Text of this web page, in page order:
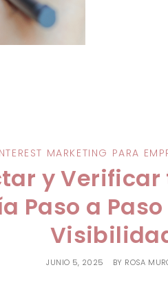
MARKETING PARA
y Verificar
Paso a
JUNIO 5, 2025 BY ROSA